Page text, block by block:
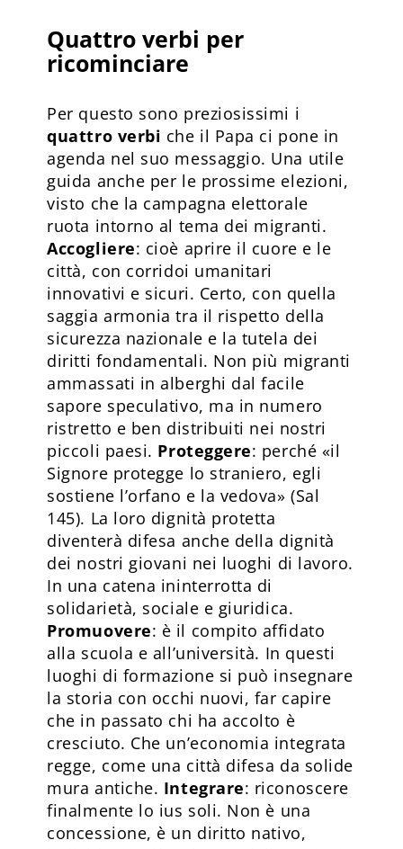
Quattro verbi per
ricominciare
Per questo sono preziosissimi i
quattro verbi che il Papa ci pone in
agenda nel suo messaggio. Una utile
guida anche per le prossime elezioni,
visto che la campagna elettorale
ruota intorno al tema dei migranti.
Accogliere: cioè aprire il cuore e le
città, con corridoi umanitari
innovativi e sicuri. Certo, con quella
saggia armonia tra il rispetto della
sicurezza nazionale e la tutela dei
diritti fondamentali. Non più migranti
ammassati in alberghi dal facile
sapore speculativo, ma in numero
ristretto e ben distribuiti nei nostri
piccoli paesi. Proteggere: perché «il
Signore protegge lo straniero, egli
sostiene l’orfano e la vedova» (Sal
145). La loro dignità protetta
diventerà difesa anche della dignità
dei nostri giovani nei luoghi di lavoro.
In una catena ininterrotta di
solidarietà, sociale e giuridica.
Promuovere: è il compito affidato
alla scuola e all’università. In questi
luoghi di formazione si può insegnare
la storia con occhi nuovi, far capire
che in passato chi ha accolto è
cresciuto. Che un’economia integrata
regge, come una città difesa da solide
mura antiche. Integrare: riconoscere
finalmente lo ius soli. Non è una
concessione, è un diritto nativo,